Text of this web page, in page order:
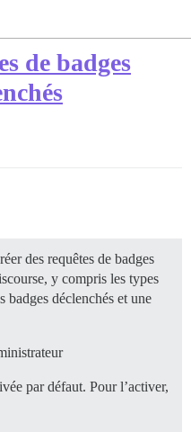
de badges
des requêtes de badges
y compris les types
badges déclenchés et une
par défaut. Pour l’activer,